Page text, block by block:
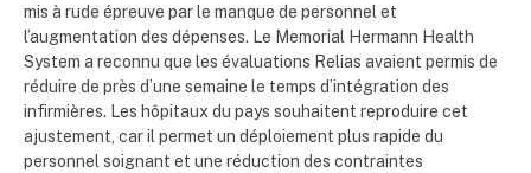
mis à rude épreuve par le manque de personnel et
l’augmentation des dépenses. Le Memorial Hermann Health
System a reconnu que les évaluations Relias avaient permis de
réduire de près d’une semaine le temps d’intégration des
infirmières. Les hôpitaux du pays souhaitent reproduire cet
ajustement, car il permet un déploiement plus rapide du
personnel soignant et une réduction des contraintes